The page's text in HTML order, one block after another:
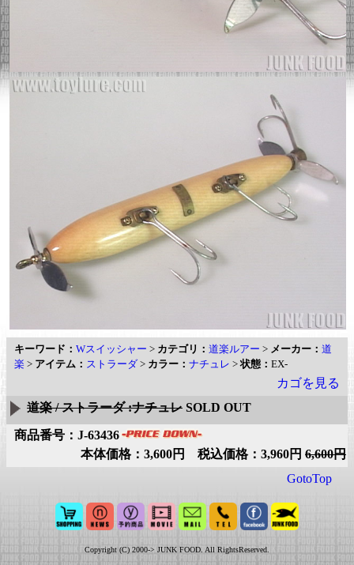
キーワード： Wスイッシャー > カテゴリ： 道楽ルアー > メーカー： 道
楽 > アイテム： ストラーダ > カラー： ナチュレ >状態： EX-
カゴを見る
道楽 / ストラーダ :ナチュレ SOLD OUT
商品番号：J-63436
本体価格：3,600円 税込価格：3,960円 6,600円
GotoTop
Copyright (C) 2000-> JUNK FOOD. All RightsReserved.